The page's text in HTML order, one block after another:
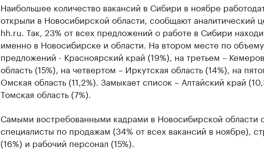
Наибольшее количество вакансий в Сибири в ноябре
открыли в Новосибирской области, сообщают аналитический
hh.ru. Так, 23% от всех предложений о работе в Сибири
именно в Новосибирске и области. На втором месте по объему
предложений - Красноярский край (19%), на третьем –
область (15%), на четвертом – Иркутская область (14%), на
Омская область (11,2%). Замыкает список – Алтайский край
Томская область (7%).
Самыми востребованными кадрами в Новосибирской области
специалисты по продажам (34% от всех вакансий в ноябре),
(16%) и рабочий персонал (15%).